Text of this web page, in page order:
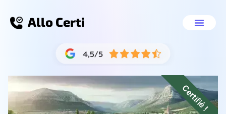
Allo Certi
Certifié !